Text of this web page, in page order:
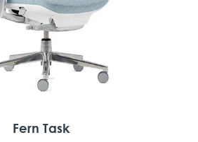
Fern Task